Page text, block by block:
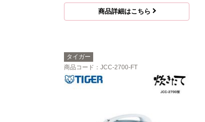
商品詳細はこちら
タイガー
商品コード ：JCC-2700-FT